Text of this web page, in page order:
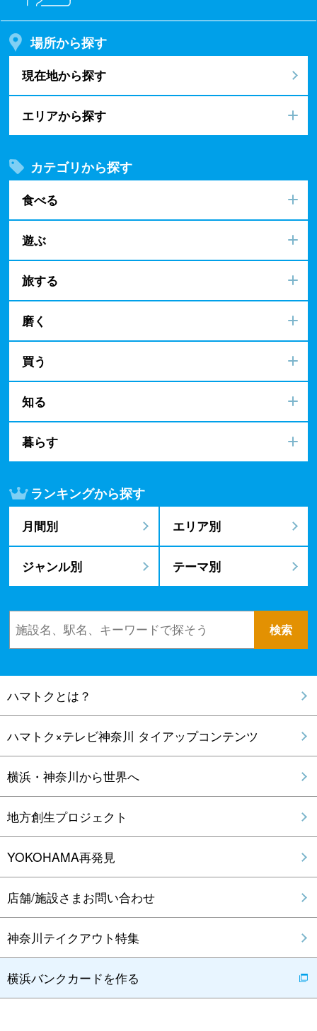
場所から探す
現在地から探す
エリアから探す
カテゴリから探す
食べる
遊ぶ
旅する
磨く
買う
知る
暮らす
ランキングから探す
月間別 エリア別
ジャンル別 テーマ別
ハマトクとは？
ハマトク×テレビ神奈川 タイアップコンテンツ
横浜・神奈川から世界へ
地方創生プロジェクト
YOKOHAMA再発見
店舗/施設さまお問い合わせ
神奈川テイクアウト特集
横浜バンクカードを作る